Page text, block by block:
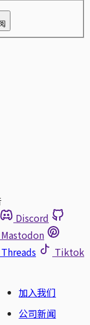
Discord
Mastodon
Threads
Tiktok
加入我们
公司新闻